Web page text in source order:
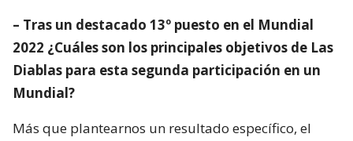
– Tras un destacado 13º puesto en el Mundial
2022 ¿Cuáles son los principales objetivos de Las
Diablas para esta segunda participación en un
Mundial?
Más que plantearnos un resultado específico, el